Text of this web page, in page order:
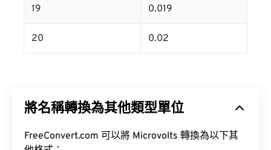
19 0.019
20 0.02
將名稱轉換為其他類型單位
FreeConvert.com 可以將 Microvolts 轉換為以下其